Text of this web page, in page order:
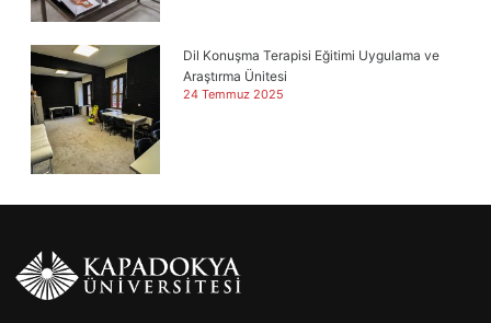
Dil Konuşma Terapisi Eğitimi Uygulama ve
Araştırma Ünitesi
24 Temmuz 2025